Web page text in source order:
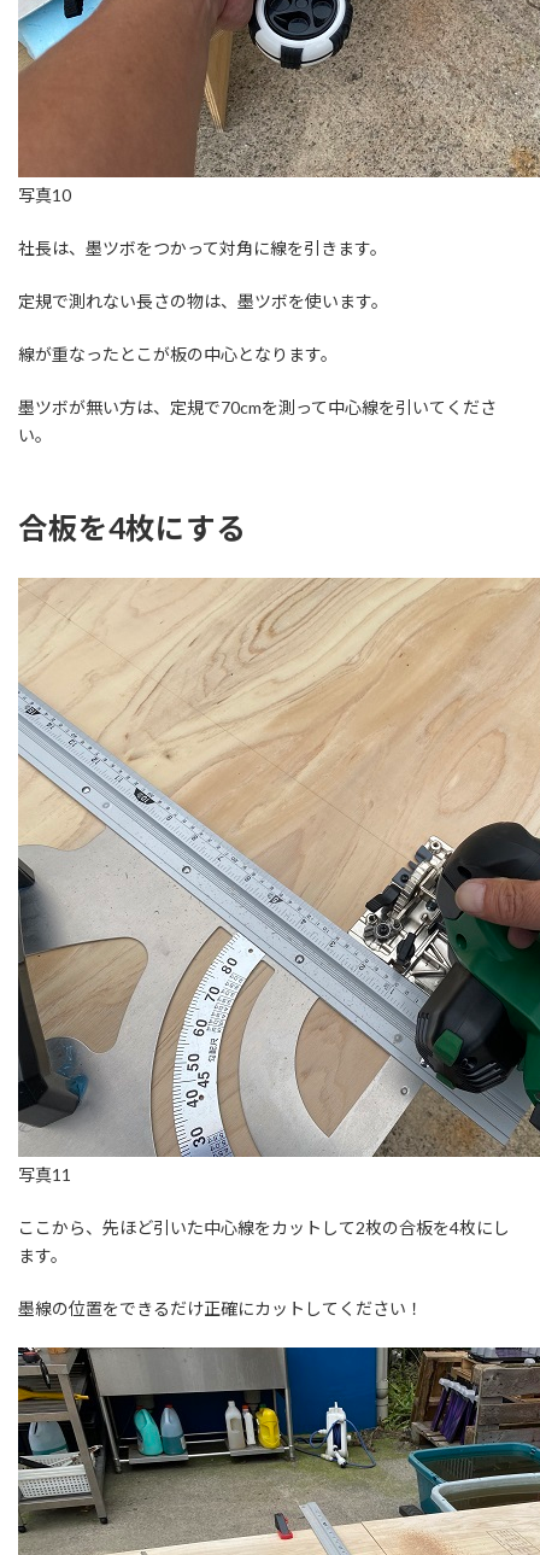
写真10
社長は、墨ツボをつかって対角に線を引きます。
定規で測れない長さの物は、墨ツボを使います。
線が重なったとこが板の中心となります。
墨ツボが無い方は、定規で70cmを測って中心線を引いてくださ
い。
合板を4枚にする
写真11
ここから、先ほど引いた中心線をカットして2枚の合板を4枚にし
ます。
墨線の位置をできるだけ正確にカットしてください！